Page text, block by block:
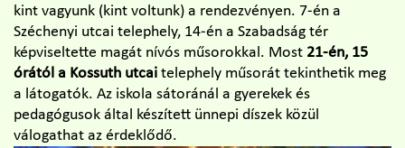
kint vagyunk (kint voltunk) a rendezvényen. 7-én a
Széchenyi utcai telephely, 14-én a Szabadság tér
képviseltette magát nívós műsorokkal. Most 21-én, 15
órától a Kossuth utcai telephely műsorát tekinthetik meg
a látogatók. Az iskola sátoránál a gyerekek és
pedagógusok által készített ünnepi díszek közül
válogathat az érdeklődő.